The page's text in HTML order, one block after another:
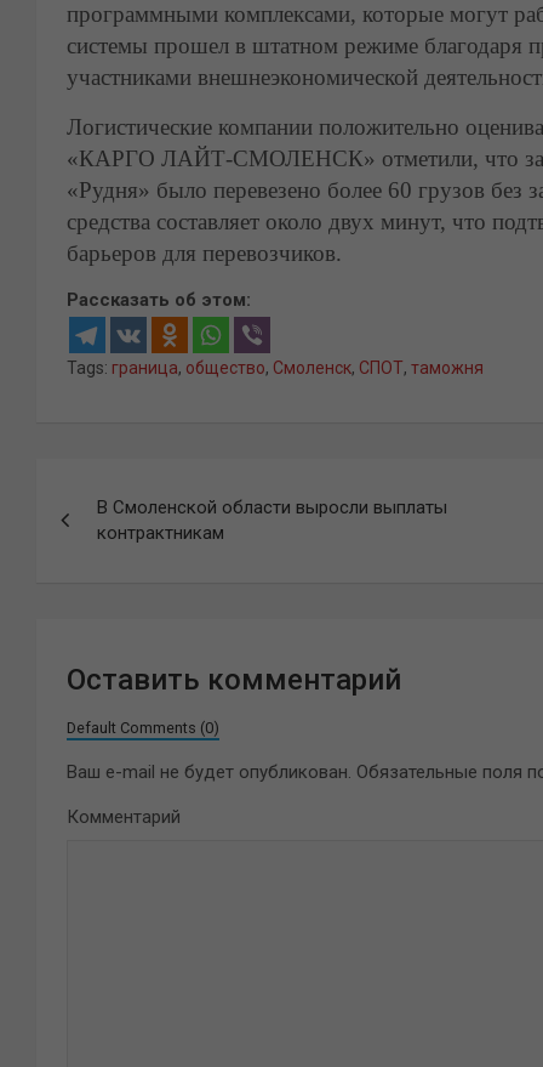
программными комплексами, которые могут
системы прошел в штатном режиме благодаря
участниками внешнеэкономической
Логистические компании положительно
«КАРГО ЛАЙТ-СМОЛЕНСК» отметили, что за
«Рудня» было перевезено более 60 грузов без
средства составляет около двух минут, что
барьеров для перевозчиков.
Рассказать об этом:
Tags: граница, общество, Смоленск, СПОТ, таможня
по
В Смоленской области выросли выплаты
контрактникам
Оставить комментарий
Default Comments (0)
Ваш e-mail не будет опубликован. Обязательные поля
Комментарий